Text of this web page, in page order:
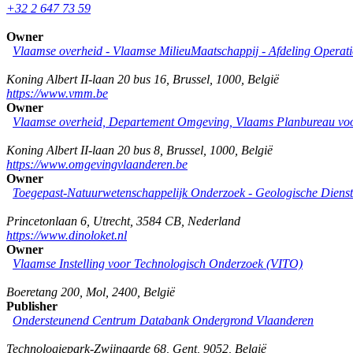
+32 2 647 73 59
Owner
Vlaamse overheid - Vlaamse MilieuMaatschappij - Afdeling
Koning Albert II-laan 20 bus 16 Brussel 1000 België
https://www.vmm.be
Owner
Vlaamse overheid, Departement Omgeving, Vlaams Planbureau
Koning Albert II-laan 20 bus 8 Brussel 1000 België
https://www.omgevingvlaanderen.be
Owner
Toegepast-Natuurwetenschappelijk Onderzoek - Geologische
Princetonlaan 6 Utrecht, 3584 CB Nederland
https://www.dinoloket.nl
Owner
Vlaamse Instelling voor Technologisch Onderzoek (VITO)
Boeretang 200 Mol 2400 België
Publisher
Ondersteunend Centrum Databank Ondergrond Vlaanderen
Technologiepark-Zwijnaarde 68 Gent, 9052 België